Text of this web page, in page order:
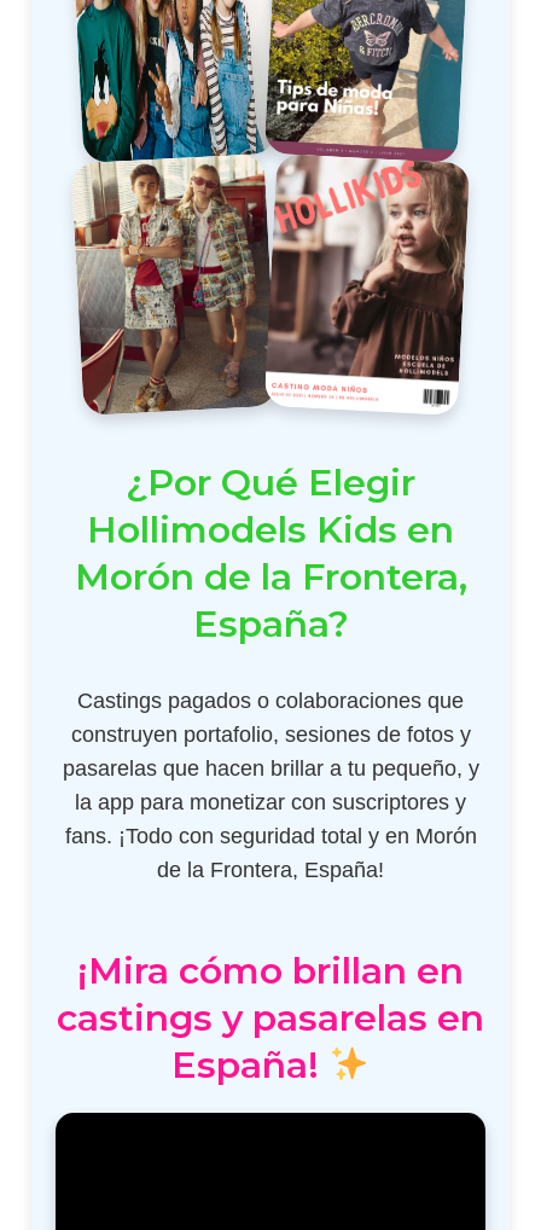
¿Por Qué Elegir
Hollimodels Kids en
Morón de la Frontera,
España?
Castings pagados o colaboraciones que
construyen portafolio, sesiones de fotos y
pasarelas que hacen brillar a tu pequeño, y
la app para monetizar con suscriptores y
fans. ¡Todo con seguridad total y en Morón
de la Frontera, España!
¡Mira cómo brillan en
castings y pasarelas en
España!